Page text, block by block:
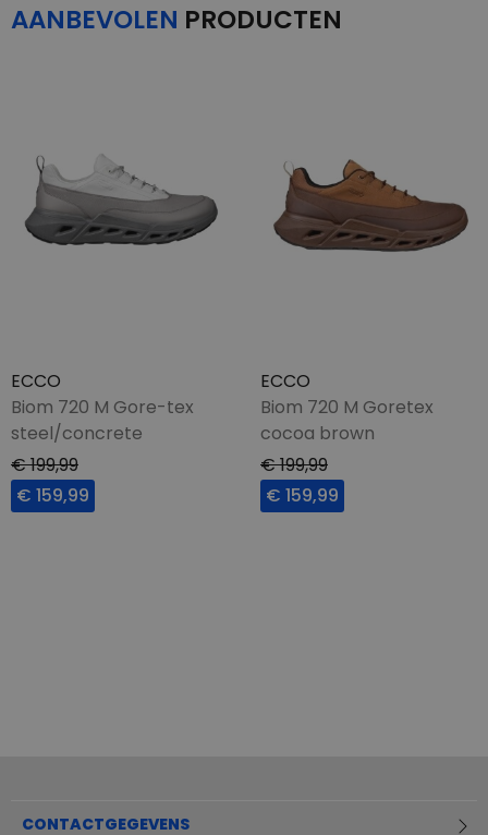
AANBEVOLEN PRODUCTEN
ECCO
Biom 720 M Gore-tex
steel/concrete
€ 199,99
€ 159,99
ECCO
Biom 720 M Goretex
cocoa brown
€ 199,99
€ 159,99
CONTACTGEGEVENS